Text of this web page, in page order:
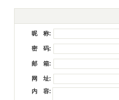
昵 称:
密 码:
邮 箱:
网 址:
内 容: